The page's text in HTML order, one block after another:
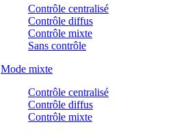
Contrôle centralisé
Contrôle diffus
Contrôle mixte
Sans contrôle
Mode mixte
Contrôle centralisé
Contrôle diffus
Contrôle mixte